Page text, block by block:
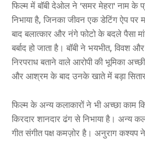
फिल्म में बॉबी देओल ने 'समर मेहरा' नाम के
निभाया है, जिनका जीवन एक डेटिंग ऐप पर
बाद बलात्कार और नंगे फोटो के बदले पैसा
बर्बाद हो जाता है। बॉबी ने भयभीत, विवश
निरपराध बताने वाले आरोपी की भूमिका
और आश्रम के बाद उनके खाते में बड़ा सितारा
फिल्म के अन्य कलाकारों ने भी अच्छा काम
किरदार शानदार ढंग से निभाया है। अन्य
गीत संगीत पक्ष कमज़ोर है। अनुराग कश्यप ने